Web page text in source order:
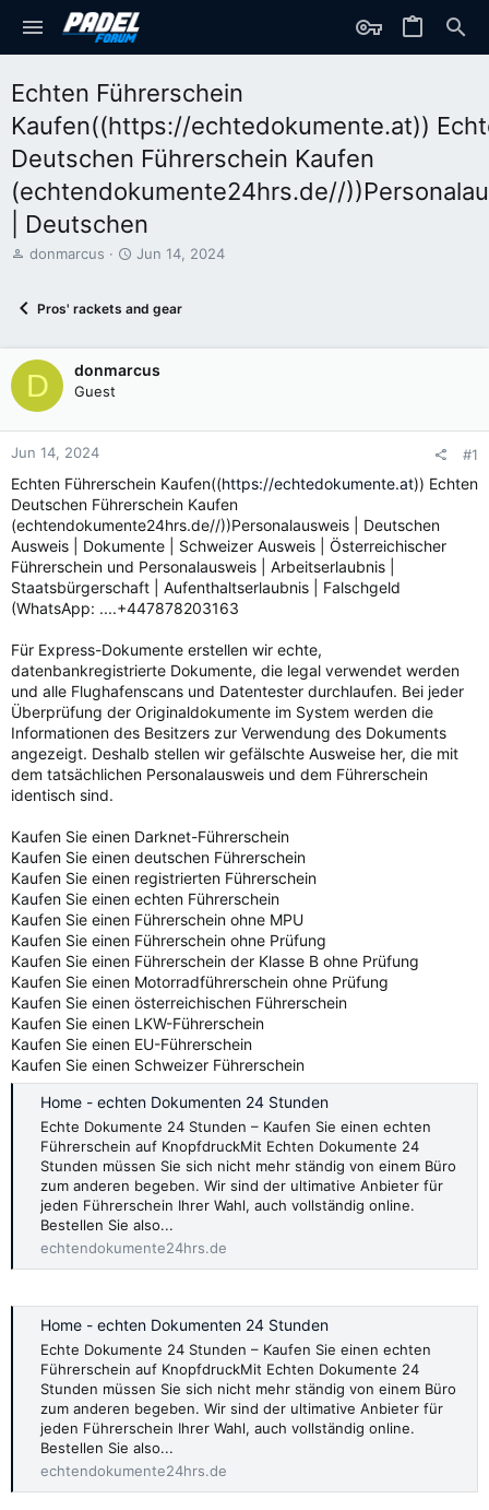
Echten Führerschein
Kaufen((https://echtedokumente.at))
Deutschen Führerschein Kaufen
(echtendokumente24hrs.de//
| Deutschen
T
d
a
r
t
r
donmarcus
S
r
d
a
Jun 14, 2024
Pros' rackets and gear
D donmarcus
Guest
Jun 14, 2024 #1
Echten Führerschein Kaufen((https://echtedokumente.at)) Echten
Deutschen Führerschein Kaufen
(echtendokumente24hrs.de//))Personalausweis | Deutschen
Ausweis | Dokumente | Schweizer Ausweis | Österreichischer
Führerschein und Personalausweis | Arbeitserlaubnis |
Staatsbürgerschaft | Aufenthaltserlaubnis | Falschgeld
(WhatsApp: ....+447878203163
Für Express-Dokumente erstellen wir echte,
datenbankregistrierte Dokumente, die legal verwendet werden
und alle Flughafenscans und Datentester durchlaufen. Bei jeder
Überprüfung der Originaldokumente im System werden die
Informationen des Besitzers zur Verwendung des Dokuments
angezeigt. Deshalb stellen wir gefälschte Ausweise her, die mit
dem tatsächlichen Personalausweis und dem Führerschein
identisch sind.
Kaufen Sie einen Darknet-Führerschein
Kaufen Sie einen deutschen Führerschein
Kaufen Sie einen registrierten Führerschein
Kaufen Sie einen echten Führerschein
Kaufen Sie einen Führerschein ohne MPU
Kaufen Sie einen Führerschein ohne Prüfung
Kaufen Sie einen Führerschein der Klasse B ohne Prüfung
Kaufen Sie einen Motorradführerschein ohne Prüfung
Kaufen Sie einen österreichischen Führerschein
Kaufen Sie einen LKW-Führerschein
Kaufen Sie einen EU-Führerschein
Kaufen Sie einen Schweizer Führerschein
Home - echten Dokumenten 24 Stunden
Echte Dokumente 24 Stunden – Kaufen Sie einen echten
Führerschein auf KnopfdruckMit Echten Dokumente 24
Stunden müssen Sie sich nicht mehr ständig von einem Büro
zum anderen begeben. Wir sind der ultimative Anbieter für
jeden Führerschein Ihrer Wahl, auch vollständig online.
Bestellen Sie also...
echtendokumente24hrs.de
Home - echten Dokumenten 24 Stunden
Echte Dokumente 24 Stunden – Kaufen Sie einen echten
Führerschein auf KnopfdruckMit Echten Dokumente 24
Stunden müssen Sie sich nicht mehr ständig von einem Büro
zum anderen begeben. Wir sind der ultimative Anbieter für
jeden Führerschein Ihrer Wahl, auch vollständig online.
Bestellen Sie also...
echtendokumente24hrs.de